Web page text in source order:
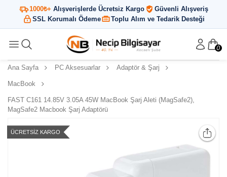
1000₺+ Alışverişlerde Ücretsiz Kargo
Güvenli Alışveriş
SSL Korumalı Ödeme
Toplu Alım ve Tedarik Desteği
0
Ana Sayfa PC Aksesuarlar Adaptör & Şarj
MacBook
FAST C161 14.85V 3.05A 45W MacBook Şarj Aleti (MagSafe2),
MagSafe2 Macbook Şarj Adaptörü
ÜCRETSIZ KARGO